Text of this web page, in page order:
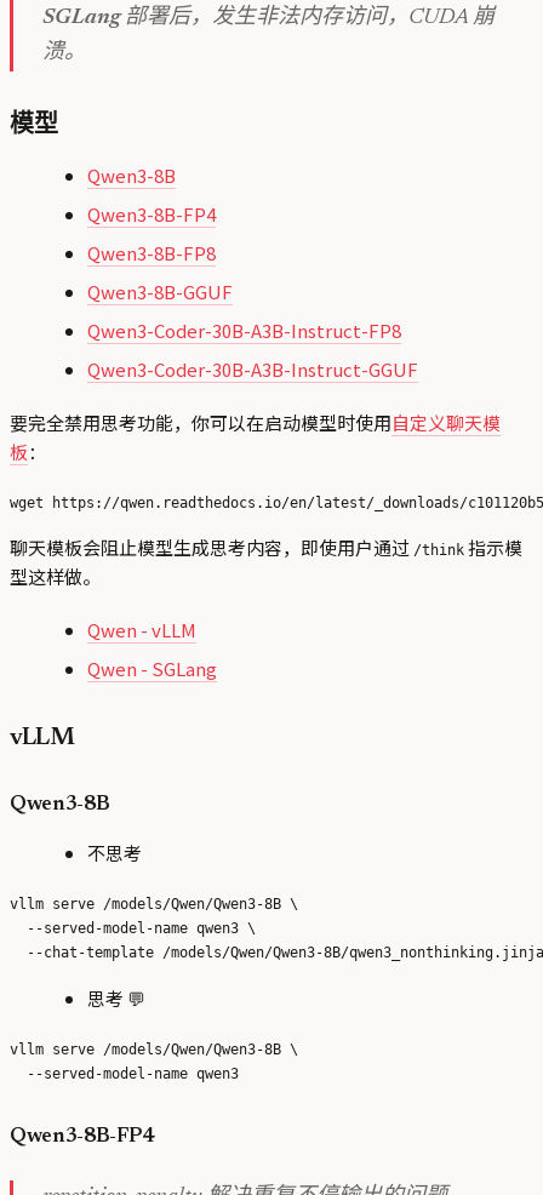
SGLang部署后，发生非法内存访问，CUDA 崩
溃。
模型
Qwen3-8B
Qwen3-8B-FP4
Qwen3-8B-FP8
Qwen3-8B-GGUF
Qwen3-Coder-30B-A3B-Instruct-FP8
Qwen3-Coder-30B-A3B-Instruct-GGUF
要完全禁用思考功能，你可以在启动模型时使用自定义聊天模
板：
聊天模板会阻止模型生成思考内容，即使用户通过 /think 指示模
型这样做。
Qwen - vLLM
Qwen - SGLang
vLLM
Qwen3-8B
不思考
vllm serve /models/Qwen/Qwen3-8B \
  --served-model-name qwen3 \
思考 💬
vllm serve /models/Qwen/Qwen3-8B \
Qwen3-8B-FP4